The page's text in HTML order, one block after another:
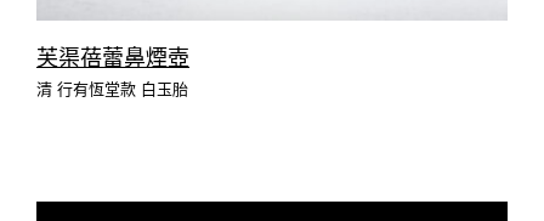
芙渠蓓蕾鼻煙壺
清 行有恆堂款 白玉胎